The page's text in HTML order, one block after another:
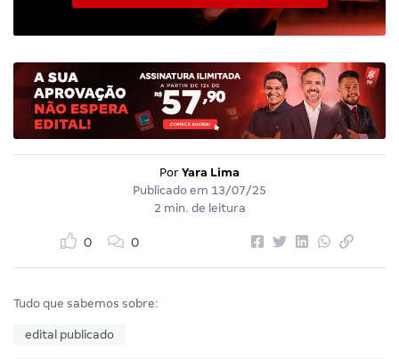
Por Yara Lima
Publicado em 13/07/25
2 min. de leitura
0 0
Tudo que sabemos sobre:
edital publicado